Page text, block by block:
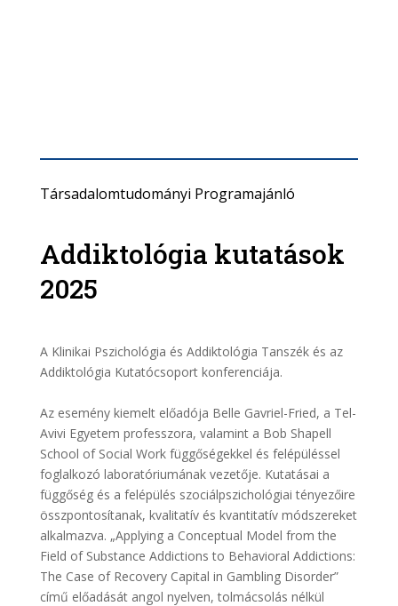
Társadalomtudományi Programajánló
Addiktológia kutatások
2025
A Klinikai Pszichológia és Addiktológia Tanszék és az
Addiktológia Kutatócsoport konferenciája.
Az esemény kiemelt előadója Belle Gavriel-Fried, a Tel-
Avivi Egyetem professzora, valamint a Bob Shapell
School of Social Work függőségekkel és felépüléssel
foglalkozó laboratóriumának vezetője. Kutatásai a
függőség és a felépülés szociálpszichológiai tényezőire
összpontosítanak, kvalitatív és kvantitatív módszereket
alkalmazva. „Applying a Conceptual Model from the
Field of Substance Addictions to Behavioral Addictions:
The Case of Recovery Capital in Gambling Disorder”
című előadását angol nyelven, tolmácsolás nélkül